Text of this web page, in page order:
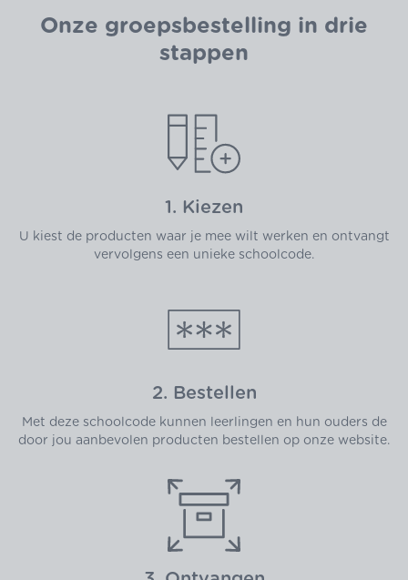
Onze groepsbestelling in drie
stappen
1. Kiezen
U kiest de producten waar je mee wilt werken en ontvangt
vervolgens een unieke schoolcode.
2. Bestellen
Met deze schoolcode kunnen leerlingen en hun ouders de
door jou aanbevolen producten bestellen op onze website.